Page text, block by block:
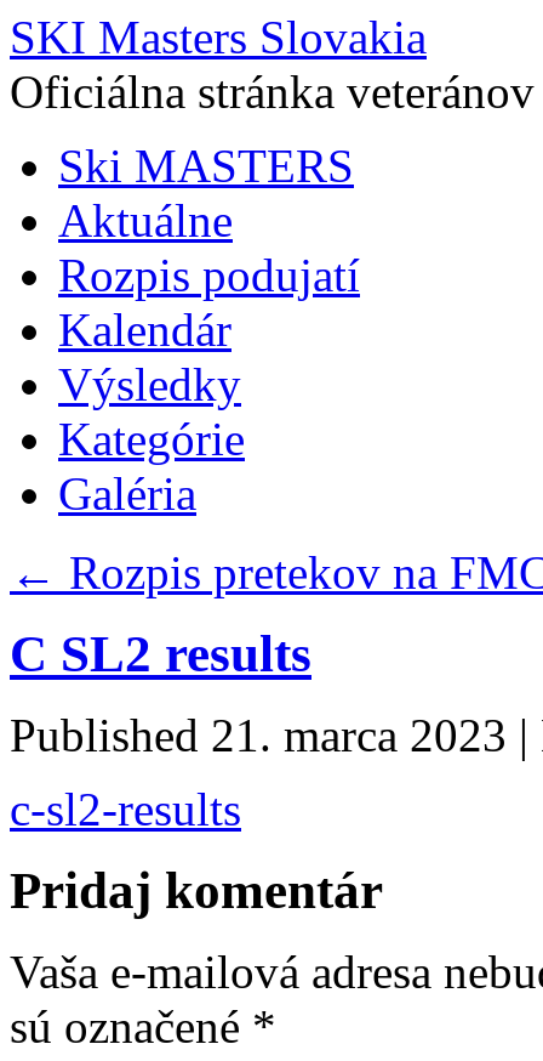
SKI Masters Slovakia
Oficiálna stránka
Ski MASTERS
Aktuálne
Rozpis podujatí
Kalendár
Výsledky
Kategórie
Galéria
← Rozpis pretekov na
C SL2 results
Published 21. marca 2023 |
c-sl2-results
Pridaj komentár
Vaša e-mailová adresa
sú označené *